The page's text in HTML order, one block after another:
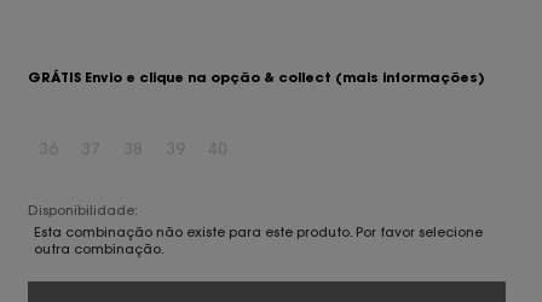
GRÁTIS Envio e clique na opção & collect (mais informações)
Disponibilidade:
Esta combinação não existe para este produto. Por favor selecione
outra combinação.